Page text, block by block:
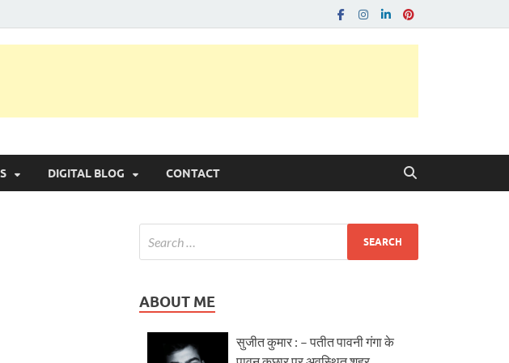
DIGITAL BLOG CONTACT
ABOUT ME
सुजीत कुमार : – पतीत पावनी गंगा के